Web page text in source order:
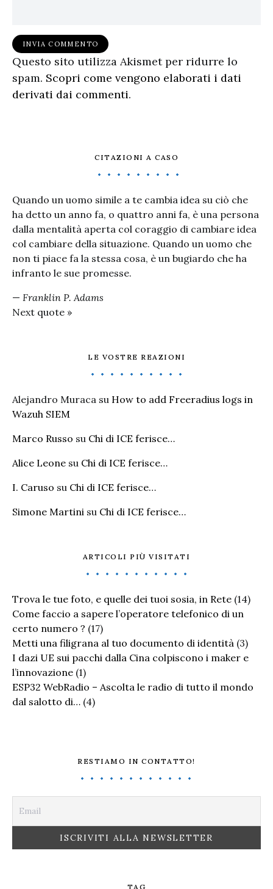
Questo sito utilizza Akismet per ridurre lo
spam. Scopri come vengono elaborati i dati
derivati dai commenti.
CITAZIONI A CASO
Quando un uomo simile a te cambia idea su ciò che
ha detto un anno fa, o quattro anni fa, è una persona
dalla mentalità aperta col coraggio di cambiare idea
col cambiare della situazione. Quando un uomo che
non ti piace fa la stessa cosa, è un bugiardo che ha
infranto le sue promesse.
— Franklin P. Adams
Next quote »
LE VOSTRE REAZIONI
Alejandro Muraca su How to add Freeradius logs in
Wazuh SIEM
Marco Russo su Chi di ICE ferisce…
Alice Leone su Chi di ICE ferisce…
I. Caruso su Chi di ICE ferisce…
Simone Martini su Chi di ICE ferisce…
ARTICOLI PIÙ VISITATI
Trova le tue foto, e quelle dei tuoi sosia, in Rete (14)
Come faccio a sapere l’operatore telefonico di un
certo numero ? (17)
Metti una filigrana al tuo documento di identità (3)
I dazi UE sui pacchi dalla Cina colpiscono i maker e
l’innovazione (1)
ESP32 WebRadio – Ascolta le radio di tutto il mondo
dal salotto di… (4)
RESTIAMO IN CONTATTO!
TAG